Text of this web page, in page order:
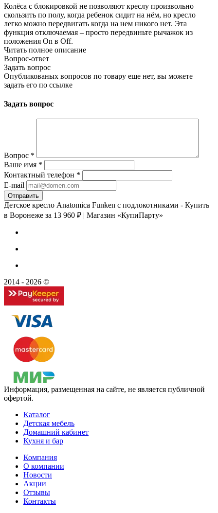
Колёса с блокировкой не позволяют креслу произвольно
скользить по полу, когда ребенок сидит на нём, но кресло
легко можно передвигать когда на нем никого нет. Эта
функция отключаемая – просто передвиньте рычажок из
положения On в Off.
Читать полное описание
Вопрос-ответ
Задать вопрос
Опубликованых вопросов по товару еще нет, вы можете
задать его по ссылке
Задать вопрос
Вопрос *
Ваше имя *
Контактный телефон *
E-mail
Детское кресло Anatomica Funken с подлокотниками - Купить
в Воронеже за 13 960 ₽ | Магазин «КупиПарту»
2014 - 2026 ©
Информация, размещенная на сайте, не является публичной
офертой.
Каталог
Детская мебель
Домашний кабинет
Кухня и бар
Компания
О компании
Новости
Акции
Отзывы
Контакты